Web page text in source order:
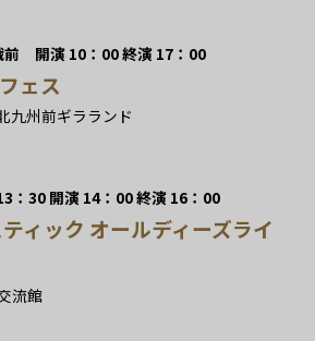
開演 10：00 終演 17：00
ェス
九州前ギラランド
30 開演 14：00 終演 16：00
ィック オールディーズライ
流館